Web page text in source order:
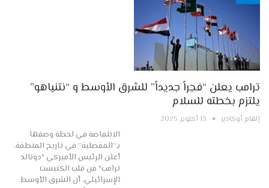
ترامب يعلن “فجراً جديداً” للشرق الأوسط و “نتنياهو”
يلتزم بخطته للسلام
إلهام أوكادير 13 أكتوبر, 2025
الانتفاضة في لحظة وصفها
بـ“المفصلية” في تاريخ المنطقة،
أعلن الرئيس الأميركي "دونالد
ترامب" من قلب الكنيست
الإسرائيلي، أن الشرق الأوسط